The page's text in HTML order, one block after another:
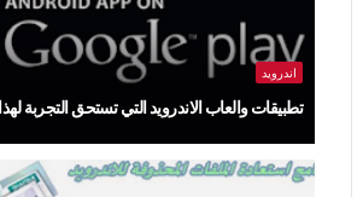
اندرويد
تطبيقات والعاب الاندرويد التي تستحق التجربة